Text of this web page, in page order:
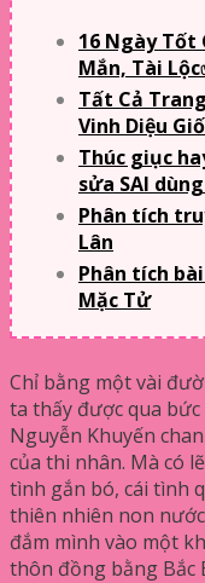
16 Ngày Tốt
Mắn, Tài
Tất Cả
Vinh Diệu
Thúc giục
sửa SAI
Phân tích
Lân
Phân tích
Mặc Tử
Chỉ bằng một vài
ta thấy được qua bức
Nguyễn Khuyến
của thi nhân. Mà có
tình gắn bó, cái tình
thiên nhiên non
đắm mình vào một
thôn đồng bằng Bắc